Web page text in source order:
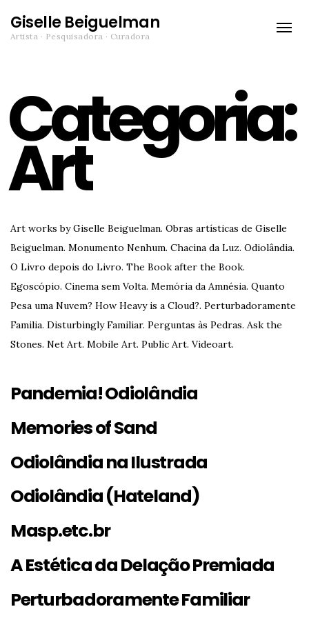
Giselle Beiguelman
Artista · Pesquisadora · Curadora
Toggle
Categoria:
Art
Art works by Giselle Beiguelman. Obras artísticas de Giselle
Beiguelman. Monumento Nenhum. Chacina da Luz. Odiolândia.
O Livro depois do Livro. The Book after the Book.
Egoscópio. Cinema sem Volta. Memória da Amnésia. Quanto
Pesa uma Nuvem? How Heavy is a Cloud?. Perturbadoramente
Familia. Disturbingly Familiar. Perguntas às Pedras. Ask the
Stones. Net Art. Mobile Art. Public Art. Videoart.
Pandemia! Odiolândia
Memories of Sand
Odiolândia na Ilustrada
Odiolândia (Hateland)
Masp.etc.br
A Estética da Delação Premiada
Perturbadoramente Familiar